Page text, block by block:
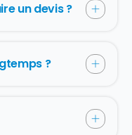
un devis ?
?